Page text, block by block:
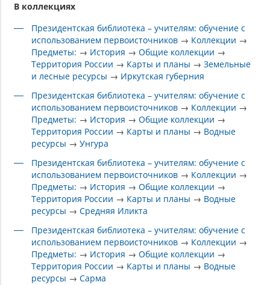
В коллекциях
Президентская библиотека – учителям: обучение с
использованием первоисточников → Коллекции →
Предметы: → История →Общие коллекции →
Территория России → Карты и планы →Земельные
и лесные ресурсы → Иркутская губерния
Президентская библиотека – учителям: обучение с
использованием первоисточников → Коллекции →
Предметы: → История →Общие коллекции →
Территория России → Карты и планы → Водные
ресурсы →Унгура
Президентская библиотека – учителям: обучение с
использованием первоисточников → Коллекции →
Предметы: → История →Общие коллекции →
Территория России → Карты и планы → Водные
ресурсы →Средняя Иликта
Президентская библиотека – учителям: обучение с
использованием первоисточников → Коллекции →
Предметы: → История →Общие коллекции →
Территория России → Карты и планы → Водные
ресурсы →Сарма